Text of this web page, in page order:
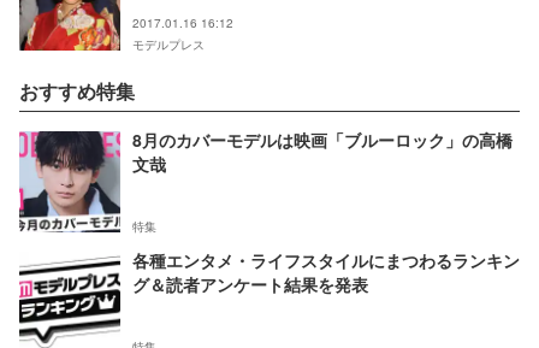
2017.01.16 16:12
モデルプレス
おすすめ特集
8月のカバーモデルは映画「ブルーロック」の高橋
文哉
特集
各種エンタメ・ライフスタイルにまつわるランキン
グ＆読者アンケート結果を発表